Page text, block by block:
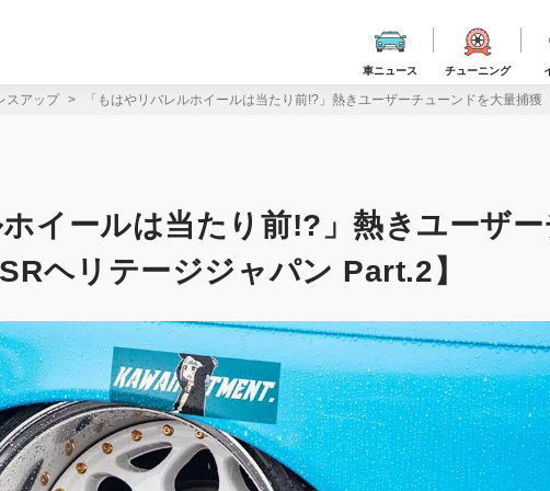
車ニュース チューニング
スアップ 「もはやリバレルホイールは当たり前!?」熱きユーザーチューンドを大量捕獲
ホイールは当たり前!?」熱きユーザ
ヘリテージジャパン Part.2】